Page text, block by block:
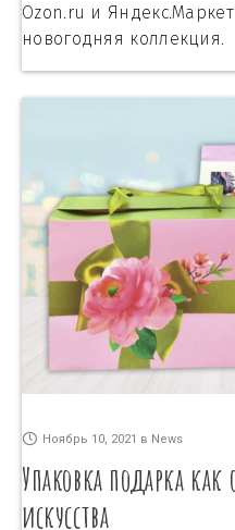
Ozon.ru и
новогодняя коллекция.
Ноябрь 10, 2021 в News
Упаковка подарка
искусства